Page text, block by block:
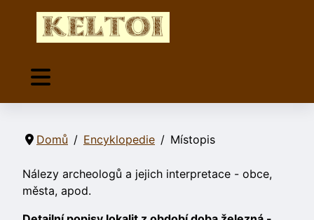
Domů Encyklopedie Místopis
Nálezy archeologů a jejich interpretace - obce,
města, apod.